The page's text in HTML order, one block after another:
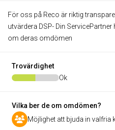
För oss på Reco är riktig
utvärdera DSP- Din
om deras omdömen
Trovärdighet
Ok
Vilka ber de om omdömen?
Möjlighet att bjuda in valfria